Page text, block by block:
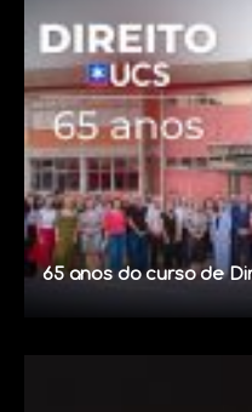
65 anos do curso de